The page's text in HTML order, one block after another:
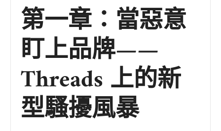
第一章：當惡意
盯上品牌——
Threads 上的新
型騷擾風暴